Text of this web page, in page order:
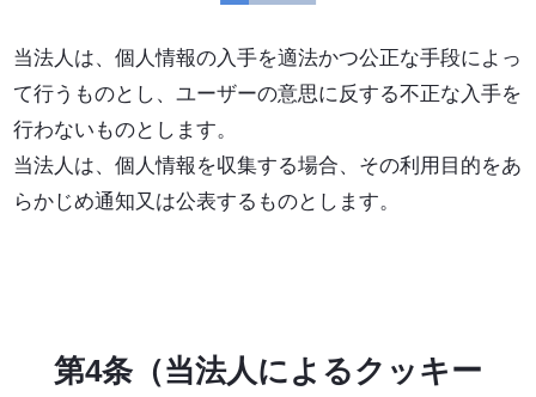
当法人は、個人情報の入手を適法かつ公正な手段によっ
て行うものとし、ユーザーの意思に反する不正な入手を
行わないものとします。
当法人は、個人情報を収集する場合、その利用目的をあ
らかじめ通知又は公表するものとします。
第4条（当法人によるクッキー